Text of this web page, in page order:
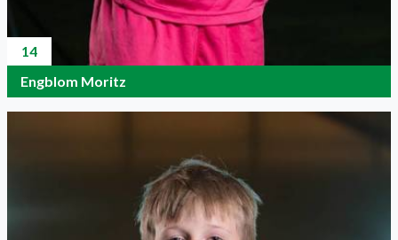
14
Engblom Moritz